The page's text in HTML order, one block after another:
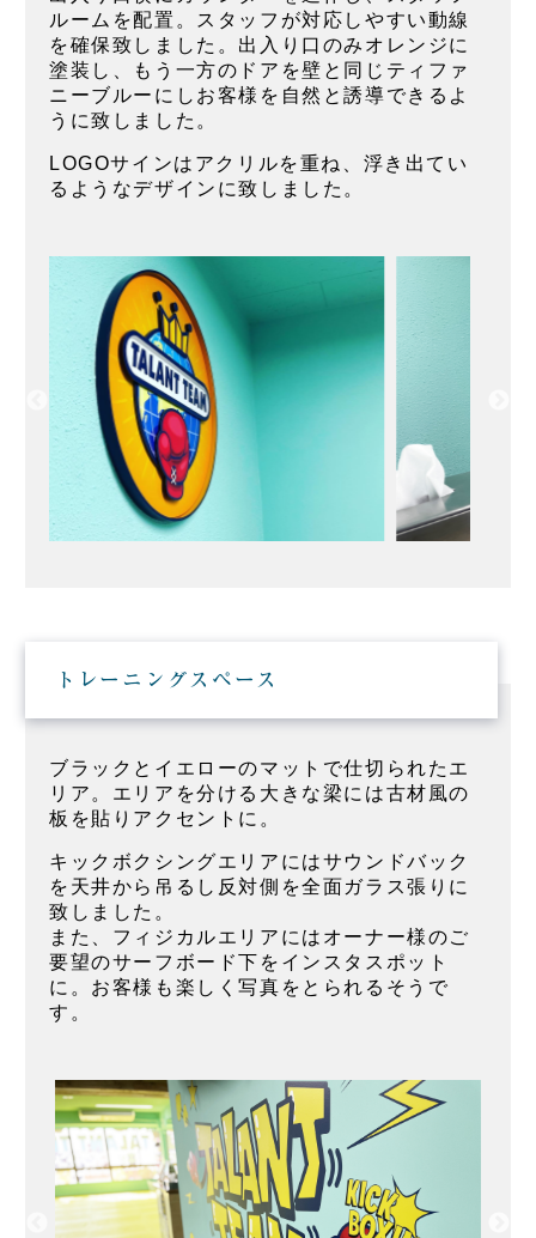
ルームを配置。スタッフが対応しやすい動線
を確保致しました。出入り口のみオレンジに
塗装し、もう一方のドアを壁と同じティファ
ニーブルーにしお客様を自然と誘導できるよ
うに致しました。
LOGOサインはアクリルを重ね、浮き出てい
るようなデザインに致しました。
トレーニングスペース
ブラックとイエローのマットで仕切られたエ
リア。エリアを分ける大きな梁には古材風の
板を貼りアクセントに。
キックボクシングエリアにはサウンドバック
を天井から吊るし反対側を全面ガラス張りに
致しました。
また、フィジカルエリアにはオーナー様のご
要望のサーフボード下をインスタスポット
に。お客様も楽しく写真をとられるそうで
す。